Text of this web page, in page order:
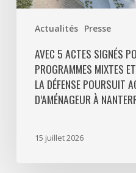
Actualités Presse
logements,
Défense
poursuit
activement
AVEC 5 ACTES SIGNÉS
PROGRAMMES MIXTES
LA DÉFENSE POURSUIT
D’AMÉNAGEUR À
15 juillet 2026